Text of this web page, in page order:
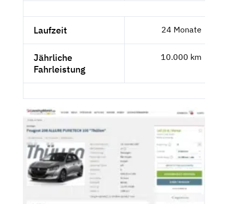
Laufzeit 24 Monate
Jährliche
Fahrleistung
10.000 km